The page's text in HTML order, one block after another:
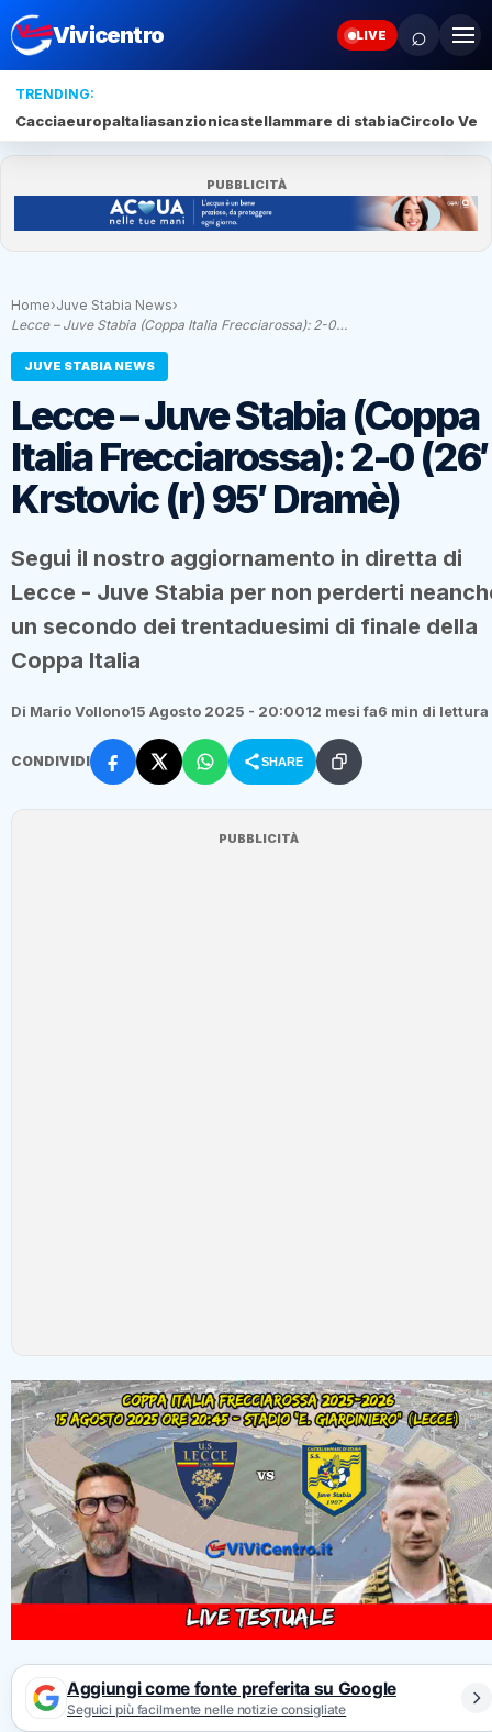
Vivicentro LIVE ⌕
TRENDING:
CacciaeuropaItaliasanzionicastellammare di stabiaCircolo
PUBBLICITÀ
Home›Juve Stabia News›
Lecce – Juve Stabia (Coppa Italia Frecciarossa): 2-0…
JUVE STABIA NEWS
Lecce – Juve Stabia (Coppa
Italia Frecciarossa): 2-0 (26′
Krstovic (r) 95′ Dramè)
Segui il nostro aggiornamento in diretta di
Lecce - Juve Stabia per non perderti
un secondo dei trentaduesimi di finale della
Coppa Italia
Di Mario Vollono15 Agosto 2025 - 20:0012 mesi fa6 min di lettura
CONDIVIDI SHARE
PUBBLICITÀ
Aggiungi come fonte preferita su Google
Seguici più facilmente nelle notizie consigliate